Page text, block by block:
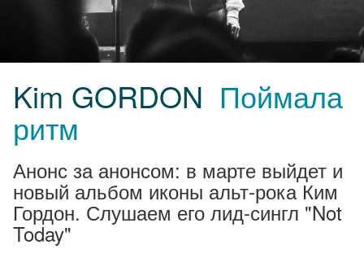
Kim GORDON Поймала
ритм
Анонс за анонсом: в марте выйдет и
новый альбом иконы альт-рока Ким
Гордон. Слушаем его лид-сингл "Not
Today"